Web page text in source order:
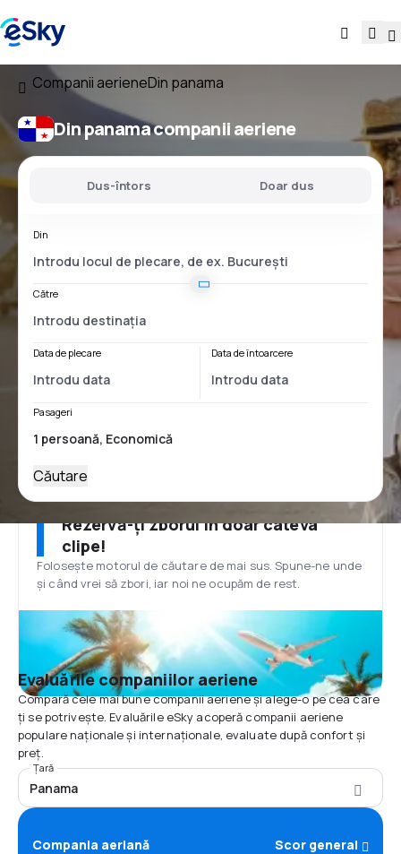
Companii aerieneDin panama
Din panama companii aeriene
Dus-întors Doar dus
Din
Către
Data de plecare Data de întoarcere
Pasageri
Căutare
Rezervă-ți zborul în doar câteva
clipe!
Folosește motorul de căutare de mai sus. Spune-ne unde
și când vrei să zbori, iar noi ne ocupăm de rest.
Evaluările companiilor aeriene
Compară cele mai bune companii aeriene și alege-o pe cea care
ți se potrivește. Evaluările eSky acoperă companii aeriene
populare naționale și internaționale, evaluate după confort și
preț.
Țară
Panama
Compania aeriană Scor general